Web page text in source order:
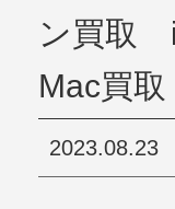
ン買取
Mac買取
2023.08.23